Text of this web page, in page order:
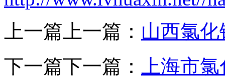
上一篇上一篇： 山西氯
下一篇下一篇：
上海市